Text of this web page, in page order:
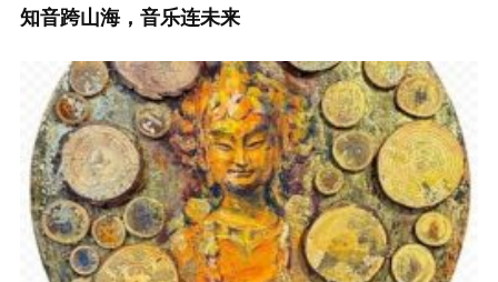
知音跨山海，音乐连未来